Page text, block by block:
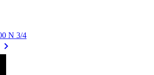
N 3/4
keyboard_arrow_right